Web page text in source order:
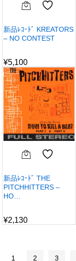
新品ﾚｺｰﾄﾞ KREATORS
– NO CONTEST
¥5,100
新品ﾚｺｰﾄﾞ THE
PITCHHITTERS –
HO…
¥2,130
1 2 3